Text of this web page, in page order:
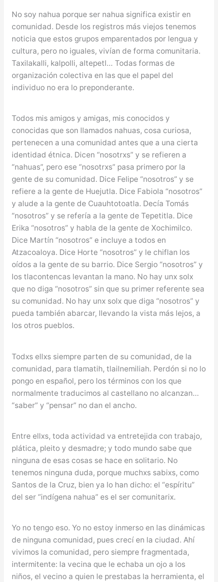
No soy nahua porque ser nahua significa existir en
comunidad. Desde los registros más viejos tenemos
noticia que estos grupos emparentados por lengua y
cultura, pero no iguales, vivían de forma comunitaria.
Taxilakalli, kalpolli, altepetl… Todas formas de
organización colectiva en las que el papel del
individuo no era lo preponderante.
Todos mis amigos y amigas, mis conocidos y
conocidas que son llamados nahuas, cosa curiosa,
pertenecen a una comunidad antes que a una cierta
identidad étnica. Dicen “nosotrxs” y se refieren a
“nahuas”, pero ese “nosotrxs” pasa primero por la
gente de su comunidad. Dice Felipe “nosotros” y se
refiere a la gente de Huejutla. Dice Fabiola “nosotros”
y alude a la gente de Cuauhtotoatla. Decía Tomás
“nosotros” y se refería a la gente de Tepetitla. Dice
Erika “nosotros” y habla de la gente de Xochimilco.
Dice Martín “nosotros” e incluye a todos en
Atzacoaloya. Dice Horte “nosotros” y le chiflan los
oídos a la gente de su barrio. Dice Sergio “nosotros” y
los tlacontencas levantan la mano. No hay unx solx
que no diga “nosotros” sin que su primer referente sea
su comunidad. No hay unx solx que diga “nosotros” y
pueda también abarcar, llevando la vista más lejos, a
los otros pueblos.
Todxs ellxs siempre parten de su comunidad, de la
comunidad, para tlamatih, tlailnemiliah. Perdón si no lo
pongo en español, pero los términos con los que
normalmente traducimos al castellano no alcanzan…
“saber” y “pensar” no dan el ancho.
Entre ellxs, toda actividad va entretejida con trabajo,
plática, pleito y desmadre; y todo mundo sabe que
ninguna de esas cosas se hace en solitario. No
tenemos ninguna duda, porque muchxs sabixs, como
Santos de la Cruz, bien ya lo han dicho: el “espíritu”
del ser “indígena nahua” es el ser comunitarix.
Yo no tengo eso. Yo no estoy inmerso en las dinámicas
de ninguna comunidad, pues crecí en la ciudad. Ahí
vivimos la comunidad, pero siempre fragmentada,
intermitente: la vecina que le echaba un ojo a los
niños, el vecino a quien le prestabas la herramienta, el